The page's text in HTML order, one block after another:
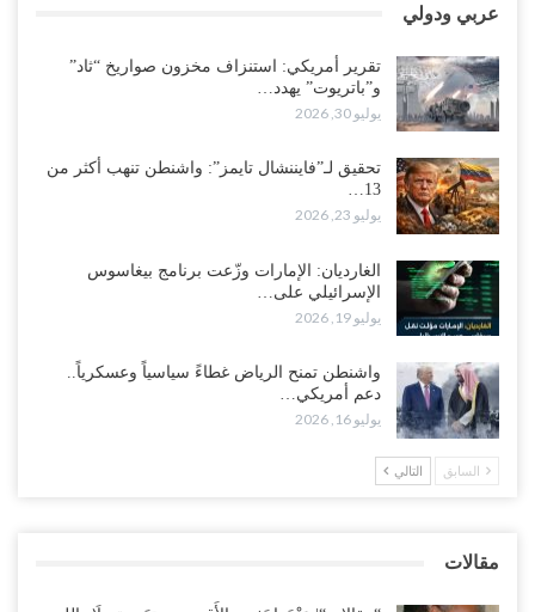
الانهيار الخدمي..!
أغسطس 3, 2026
“مقالات“| لا تكونوا سجناء هواتفكم..!
أغسطس 3, 2026
“حضرموت“| بعد اقتحام منزل شيخ بارز.. قبائل الصحراء اليمنية تبدأ
احتشاداً على الحدود السعودية..!
وسط غضبٍ جنوباً.. دعوات لإغلاق مطرح فدغم مع تحوله من معسكر
للتجنيد إلى ساحة لتصفية قادة التحالف..!
“تعز“| مع اقتراب إعادة الهيكلة السعودية.. سباق بين طارق والإصلاح
لإشعال حرب..!
أغسطس 2, 2026
أغسطس 2, 2026
عربي ودولي
تقرير أمريكي: استنزاف مخزون صواريخ “ثاد”
و”باتريوت” يهدد…
يوليو 30, 2026
تحقيق لـ”فايننشال تايمز”: واشنطن تنهب أكثر من
13…
يوليو 23, 2026
الغارديان: الإمارات وزّعت برنامج بيغاسوس
الإسرائيلي على…
يوليو 19, 2026
واشنطن تمنح الرياض غطاءً سياسياً وعسكرياً..
دعم أمريكي…
يوليو 16, 2026
السابق التالي
مقالات